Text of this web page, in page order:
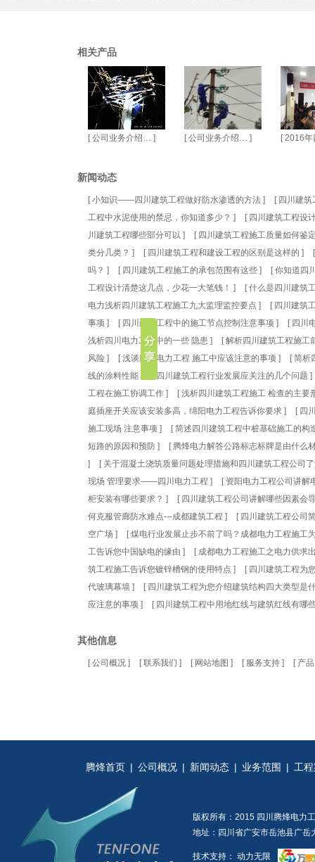
相关产品
[公司业务介绍… ] [公司业务介绍… ] [2016
新闻动态
[小知识——四川建筑工程做好防水渗透的方法 ] [ 四川建
工程中水泥使用的禁忌，你知道多少？ ] [ 四川建筑工程设
川建筑工程哪些部分可以 ] [ 四川建筑工程施工质量如何鉴
类分几类？ ] [ 四川建筑工程和建设工程的区别是这样的 ]
吗？ ] [ 四川建筑工程施工的承包范围有这些 ] [你知道四
工程设计清楚这几点，少花一大笔钱！ ] [什么是四川建筑
电力浅析四川建筑工程施工九大监理监控要点 ] [ 四川建筑
事项 ] [ 四川建筑工程中的施工节点控制注意事项 ] [ 四川
浅析四川电力工程中的一些 隐患 ] [解析四川建筑工程施工
风险 ] [浅谈四川电力工程 施工中应该注意的事项 ] [简析
线的涂料性能
四川建筑工程行业发展应关注的几个问题 ]
工程在施工协调工作 ] [浅析四川建筑工程施工 检查的主要
庭插座开关应该安装多高，绵阳电力工程告诉你要求 ] [ 四
施工现场 注意事项 ] [简述四川建筑工程中桩基础施工的构
短路的原因和预防 ] [ 腾烽电力解答公路标志标牌是由什么
]
[ 关于混凝土浇筑质量问题处理措施和四川建筑工程公司
现场 管理要求——四川电力工程 ] [ 资阳电力工程公司讲解
柜安装有哪些要求？ ] [ 四川建筑工程公司讲解哪些因素会
何克服管廊防水难点---成都建筑工程 ] [ 四川建筑工程公司
空广场 ] [煤电行业发展止步不前了吗？成都电力工程施工
工告诉您中国缺电的缘由 ] [ 成都电力工程施工之电力供求
筑工程施工告诉您镀锌槽钢的使用特点 ] [ 四川建筑工程为
代玻璃幕墙 ] [ 四川建筑工程为您介绍建筑结构四大类型是
应注意的事项 ] [ 四川建筑工程中用地红线与建筑红线有哪
其他信息
[公司概况 ] [联系我们 ] [ 网站地图 ] [ 服务支持 ] [ 产
腾烽首页 | 公司概况 | 新闻动态 | 业务范围 | 工
版权所有：2015 四川腾烽电力
地址：四川省广安市岳池县广
技术支持： 动力无限